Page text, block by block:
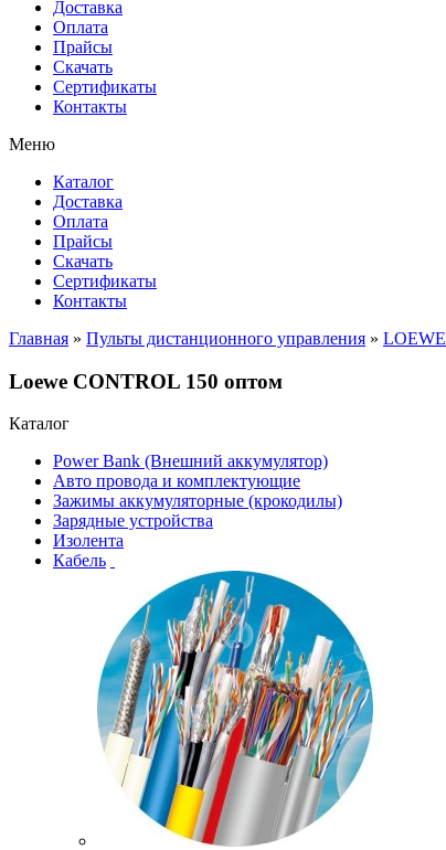
Доставка
Оплата
Прайсы
Cкачать
Сертификаты
Контакты
Меню
Каталог
Доставка
Оплата
Прайсы
Cкачать
Сертификаты
Контакты
Главная » Пульты дистанционного управления » LOEWE
Loewe CONTROL 150 оптом
Каталог
Power Bank (Внешний аккумулятор)
Авто провода и комплектующие
Зажимы аккумуляторные (крокодилы)
Зарядные устройства
Изолента
Кабель